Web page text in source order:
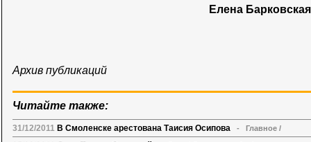
Елена
Архив публикаций
Читайте также:
31/12/2011 В Смоленске арестована Таисия Осипова - Главное /